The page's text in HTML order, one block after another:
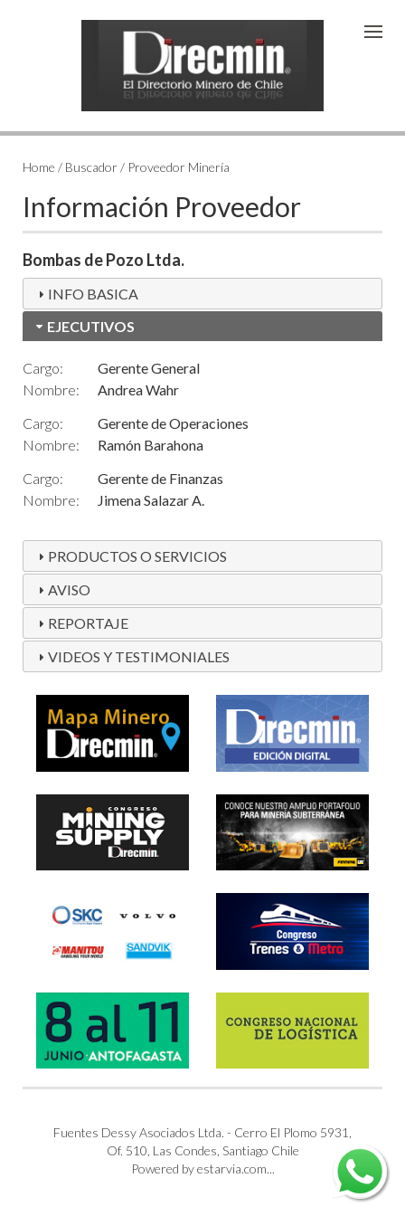
Home / Buscador / Proveedor Minería
Información Proveedor
Bombas de Pozo Ltda.
INFO BASICA
EJECUTIVOS
Cargo:
Gerente General
Nombre:
Andrea Wahr
Cargo:
Gerente de Operaciones
Nombre:
Ramón Barahona
Cargo:
Gerente de Finanzas
Nombre:
Jimena Salazar A.
PRODUCTOS O SERVICIOS
AVISO
REPORTAJE
VIDEOS Y TESTIMONIALES
Fuentes Dessy Asociados Ltda. - Cerro El Plomo 5931,
Of. 510, Las Condes, Santiago Chile
Powered by estarvia.com...